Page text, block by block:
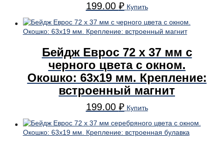
199.00 ₽ Купить
Бейдж Еврос 72 x 37 мм с
черного цвета с окном.
Окошко: 63х19 мм. Крепление:
встроенный магнит
199.00 ₽ Купить